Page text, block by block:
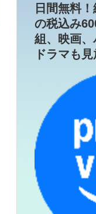
日間無料
の税込み
組、映画、
ドラマも見